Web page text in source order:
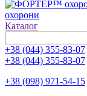
Каталог
+38 (044) 355-83-07
+38 (044) 355-83-07
+38 (098) 971-54-15